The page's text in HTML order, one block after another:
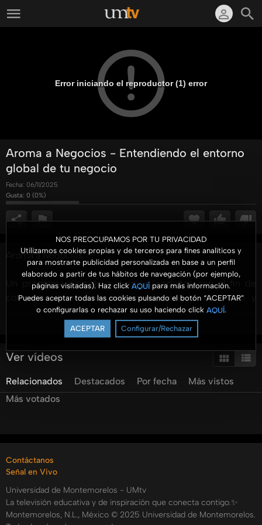
NOS PREOCUPAMOS POR TU PRIVACIDAD
Utilizamos cookies propias y de terceros para fines analíticos y
para mostrarte publicidad personalizada en base a un perfil
elaborado a partir de tus hábitos de navegación (por ejemplo,
páginas visitadas). Haz click AQUÍ para más información.
Puedes aceptar todas las cookies pulsando el botón “ACEPTAR”
o configurarlas o rechazar su uso haciendo click AQUÍ.
ACEPTAR Configurar/Rechazar
Error iniciando el reproductor (1) error
Aroma a Negocios - Entendiendo el entorno
global de tu negocio
Fecha: 06/11/2025
Gusta: 0 (0%)
Aroma a Negocios
Un programa dirigido a jóvenes y adultos con el fin de
compartir información relacionada con el desarrollo y
gestión de los negocios. Se presenta información
profesional con un enfoque práctico y para ser aterrizado
en las organizaciones.
@unimontemorelos @pulsoum @umradioo
Categorías:
Ver más
Ver vídeos
Relacionados Destacados Por fecha
Más vistos
Más votados
Contáctanos
Señal en Vivo
Universidad de Montemorelos - UMtv
La televisión educativa y de inspiración que conecta contigo.✨
Montemorelos, N.L., México © 2025 Universidad de Montemorelos.